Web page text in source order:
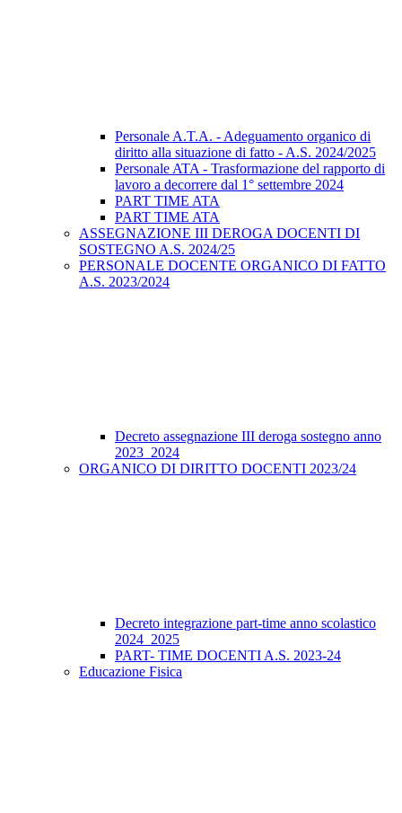
Personale A.T.A. - Adeguamento organico di
diritto alla situazione di fatto - A.S. 2024/2025
Personale ATA - Trasformazione del rapporto di
lavoro a decorrere dal 1° settembre 2024
PART TIME ATA
PART TIME ATA
ASSEGNAZIONE III DEROGA DOCENTI DI
SOSTEGNO A.S. 2024/25
PERSONALE DOCENTE ORGANICO DI FATTO
A.S. 2023/2024
Decreto assegnazione III deroga sostegno anno
2023_2024
ORGANICO DI DIRITTO DOCENTI 2023/24
Decreto integrazione part-time anno scolastico
2024_2025
PART- TIME DOCENTI A.S. 2023-24
Educazione Fisica